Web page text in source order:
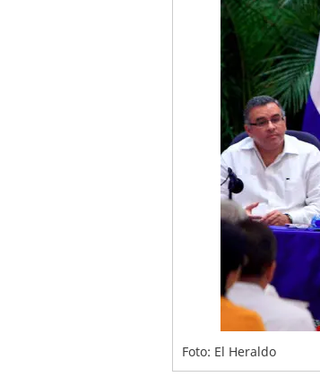
Foto: El Heraldo